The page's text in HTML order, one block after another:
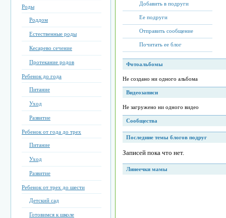
Роды
Роддом
Естественные роды
Кесарево сечение
Протекание родов
Ребенок до года
Питание
Уход
Развитие
Ребенок от года до трех
Питание
Уход
Развитие
Ребенок от трех до шести
Детский сад
Готовимся к школе
Добавить в подруги
Ее подруги
Отправить сообщение
Почитать ее блог
Фотоальбомы
Не создано ни одного альбома
Видеозаписи
Не загружено ни одного видео
Сообщества
Последние темы блогов подруг
Записей пока что нет.
Линеечки мамы